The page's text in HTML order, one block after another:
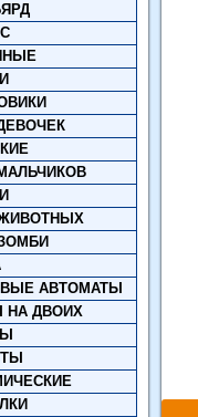
АВТОМАТЫ
НА ДВОИХ